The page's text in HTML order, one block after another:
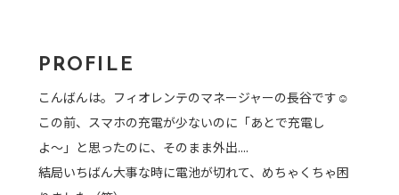
PROFILE
こんばんは。フィオレンテのマネージャーの長谷です☺︎
この前、スマホの充電が少ないのに「あとで充電し
よ〜」と思ったのに、そのまま外出....
結局いちばん大事な時に電池が切れて、めちゃくちゃ困